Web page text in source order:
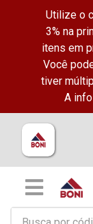
Utilize o
3% na
itens em
Você
tiver
A